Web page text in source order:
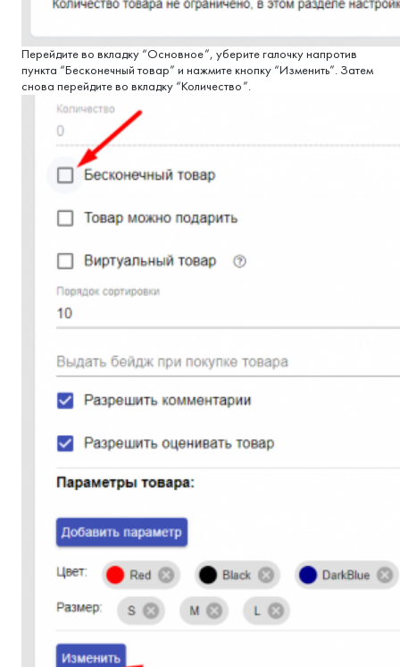
Перейдите во вкладку “Основное”, уберите галочку напротив
пункта “Бесконечный товар” и нажмите кнопку “Изменить”. Затем
снова перейдите во вкладку “Количество”.